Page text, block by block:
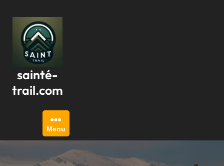
contenu
sainté-
trail.com
Menu